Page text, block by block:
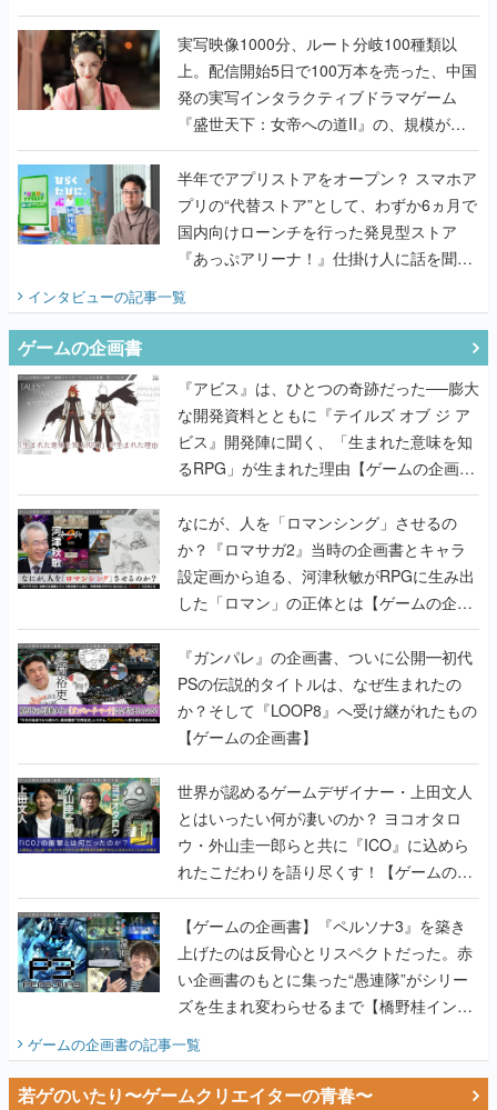
『TATSUJIN EXTREME』で初タッグを組
んだレジェンド2人に訊く開発秘話
実写映像1000分、ルート分岐100種類以
上。配信開始5日で100万本を売った、中国
発の実写インタラクティブドラマゲーム
『盛世天下：女帝への道II』の、規模が違
うこだわりをプロデューサーに聞いた
半年でアプリストアをオープン？ スマホア
プリの“代替ストア”として、わずか6ヵ月で
国内向けローンチを行った発見型ストア
『あっぷアリーナ！』仕掛け人に話を聞い
てみた
インタビューの記事一覧
ゲームの企画書
『アビス』は、ひとつの奇跡だった──膨大
な開発資料とともに『テイルズ オブ ジ ア
ビス』開発陣に聞く、「生まれた意味を知
るRPG」が生まれた理由【ゲームの企画
書】
なにが、人を「ロマンシング」させるの
か？『ロマサガ2』当時の企画書とキャラ
設定画から迫る、河津秋敏がRPGに生み出
した「ロマン」の正体とは【ゲームの企画
書】
『ガンパレ』の企画書、ついに公開━初代
PSの伝説的タイトルは、なぜ生まれたの
か？そして『LOOP8』へ受け継がれたもの
【ゲームの企画書】
世界が認めるゲームデザイナー・上田文人
とはいったい何が凄いのか？ ヨコオタロ
ウ・外山圭一郎らと共に『ICO』に込めら
れたこだわりを語り尽くす！【ゲームの企
画書】
【ゲームの企画書】『ペルソナ3』を築き
上げたのは反骨心とリスペクトだった。赤
い企画書のもとに集った“愚連隊”がシリー
ズを生まれ変わらせるまで【橋野桂インタ
ビュー】
ゲームの企画書の記事一覧
若ゲのいたり〜ゲームクリエイターの青春〜